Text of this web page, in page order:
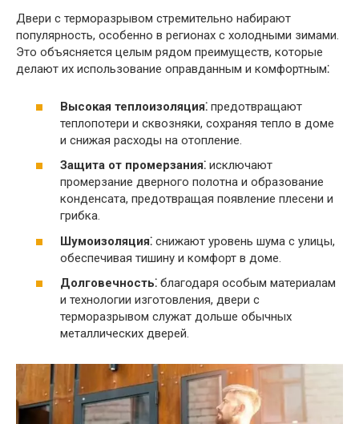
Двери с терморазрывом стремительно набирают
популярность, особенно в регионах с холодными зимами.​
Это объясняется целым рядом преимуществ, которые
делают их использование оправданным и комфортным⁚
Высокая теплоизоляция⁚ предотвращают
теплопотери и сквозняки, сохраняя тепло в доме
и снижая расходы на отопление.​
Защита от промерзания⁚ исключают
промерзание дверного полотна и образование
конденсата, предотвращая появление плесени и
грибка.​
Шумоизоляция⁚ снижают уровень шума с улицы,
обеспечивая тишину и комфорт в доме.​
Долговечность⁚ благодаря особым материалам
и технологии изготовления, двери с
терморазрывом служат дольше обычных
металлических дверей.​